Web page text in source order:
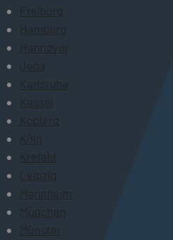
Freiburg
Hamburg
Hannover
Jena
Karlsruhe
Kassel
Koblenz
Köln
Krefeld
Leipzig
Mannheim
München
Münster